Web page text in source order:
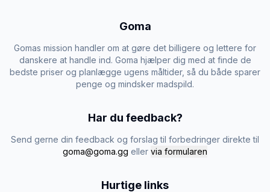
Goma
Gomas mission handler om at gøre det billigere og lettere for
danskere at handle ind. Goma hjælper dig med at finde de
bedste priser og planlægge ugens måltider, så du både sparer
penge og mindsker madspild.
Har du feedback?
Send gerne din feedback og forslag til forbedringer direkte til
goma@goma.gg eller via formularen
Hurtige links